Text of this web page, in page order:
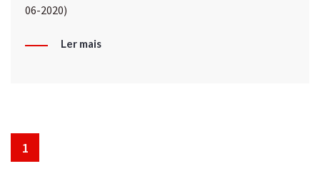
06-2020)
Ler mais
1